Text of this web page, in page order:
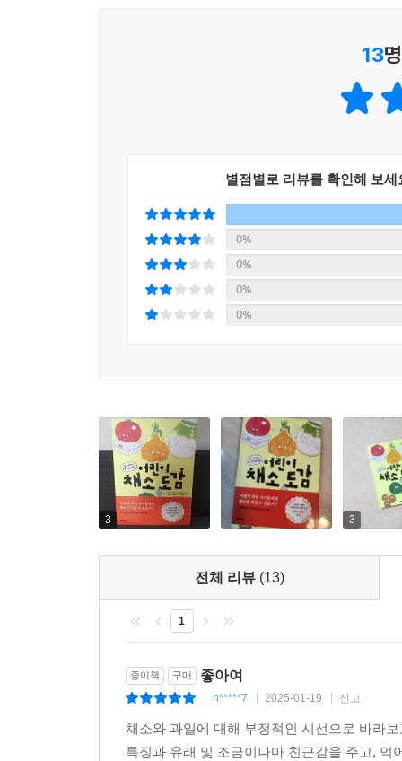
먹을 것이 부족했던 옛날과 달리 지금은 먹을 것
주는 비타민 C와 리코펜 성분이 가득하고, 브로
알리신이라는 성분은 비타민 B1이 잘 흡수되도
소화와 변비 해소, 식욕 증진, 감기 예방 등 우리
특히 성장기 아이들의 키를 쑥쑥 자라게 하고,
골고루 채소를 먹는 식습관을 길러 튼튼하고 건강
13
별점별로 리뷰를 확인해 보세
0%
0%
0%
0%
3 3
전체 리뷰 (13)
1
종이책 구매 좋아여
h*****7 2025-01-19 신고
채소와 과일에 대해 부정적인 시선으로 바라
특징과 유래 및 조금이나마 친근감을 주고,